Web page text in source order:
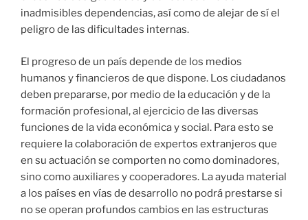
inadmisibles dependencias, así como de alejar de sí el
peligro de las dificultades internas.
El progreso de un país depende de los medios
humanos y financieros de que dispone. Los ciudadanos
deben prepararse, por medio de la educación y de la
formación profesional, al ejercicio de las diversas
funciones de la vida económica y social. Para esto se
requiere la colaboración de expertos extranjeros que
en su actuación se comporten no como dominadores,
sino como auxiliares y cooperadores. La ayuda material
a los países en vías de desarrollo no podrá prestarse si
no se operan profundos cambios en las estructuras